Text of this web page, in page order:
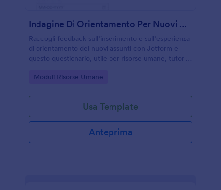
Indagine Di Orientamento Per Nuovi Assunti
Raccogli feedback sull’inserimento e sull’esperienza
di orientamento dei nuovi assunti con Jotform e
questo questionario, utile per risorse umane, tutor e
interna.
Go to Category:
Moduli Risorse Umane
Usa Template
Anteprima